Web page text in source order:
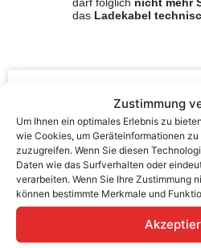
Zustimmung
Um Ihnen ein optimales Erlebnis zu
wie Cookies, um Geräteinformationen
zuzugreifen. Wenn Sie diesen
Daten wie das Surfverhalten oder
verarbeiten. Wenn Sie Ihre Zustimmung
können bestimmte Merkmale und
Integrierte Schutzkappen
Ladekabelaufbau für
kW und 22 kW.
darf folglich nicht mehr
das Ladekabel